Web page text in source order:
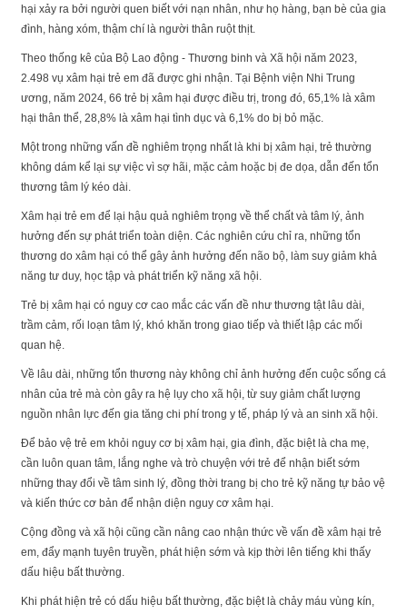
hại xảy ra bởi người quen biết với nạn nhân, như họ hàng, bạn bè của gia
đình, hàng xóm, thậm chí là người thân ruột thịt.
Theo thống kê của Bộ Lao động - Thương binh và Xã hội năm 2023,
2.498 vụ xâm hại trẻ em đã được ghi nhận. Tại Bệnh viện Nhi Trung
ương, năm 2024, 66 trẻ bị xâm hại được điều trị, trong đó, 65,1% là xâm
hại thân thể, 28,8% là xâm hại tình dục và 6,1% do bị bỏ mặc.
Một trong những vấn đề nghiêm trọng nhất là khi bị xâm hại, trẻ thường
không dám kể lại sự việc vì sợ hãi, mặc cảm hoặc bị đe dọa, dẫn đến tổn
thương tâm lý kéo dài.
Xâm hại trẻ em để lại hậu quả nghiêm trọng về thể chất và tâm lý, ảnh
hưởng đến sự phát triển toàn diện. Các nghiên cứu chỉ ra, những tổn
thương do xâm hại có thể gây ảnh hưởng đến não bộ, làm suy giảm khả
năng tư duy, học tập và phát triển kỹ năng xã hội.
Trẻ bị xâm hại có nguy cơ cao mắc các vấn đề như thương tật lâu dài,
trầm cảm, rối loạn tâm lý, khó khăn trong giao tiếp và thiết lập các mối
quan hệ.
Về lâu dài, những tổn thương này không chỉ ảnh hưởng đến cuộc sống cá
nhân của trẻ mà còn gây ra hệ lụy cho xã hội, từ suy giảm chất lượng
nguồn nhân lực đến gia tăng chi phí trong y tế, pháp lý và an sinh xã hội.
Để bảo vệ trẻ em khỏi nguy cơ bị xâm hại, gia đình, đặc biệt là cha mẹ,
cần luôn quan tâm, lắng nghe và trò chuyện với trẻ để nhận biết sớm
những thay đổi về tâm sinh lý, đồng thời trang bị cho trẻ kỹ năng tự bảo vệ
và kiến thức cơ bản để nhận diện nguy cơ xâm hại.
Cộng đồng và xã hội cũng cần nâng cao nhận thức về vấn đề xâm hại trẻ
em, đẩy mạnh tuyên truyền, phát hiện sớm và kịp thời lên tiếng khi thấy
dấu hiệu bất thường.
Khi phát hiện trẻ có dấu hiệu bất thường, đặc biệt là chảy máu vùng kín,